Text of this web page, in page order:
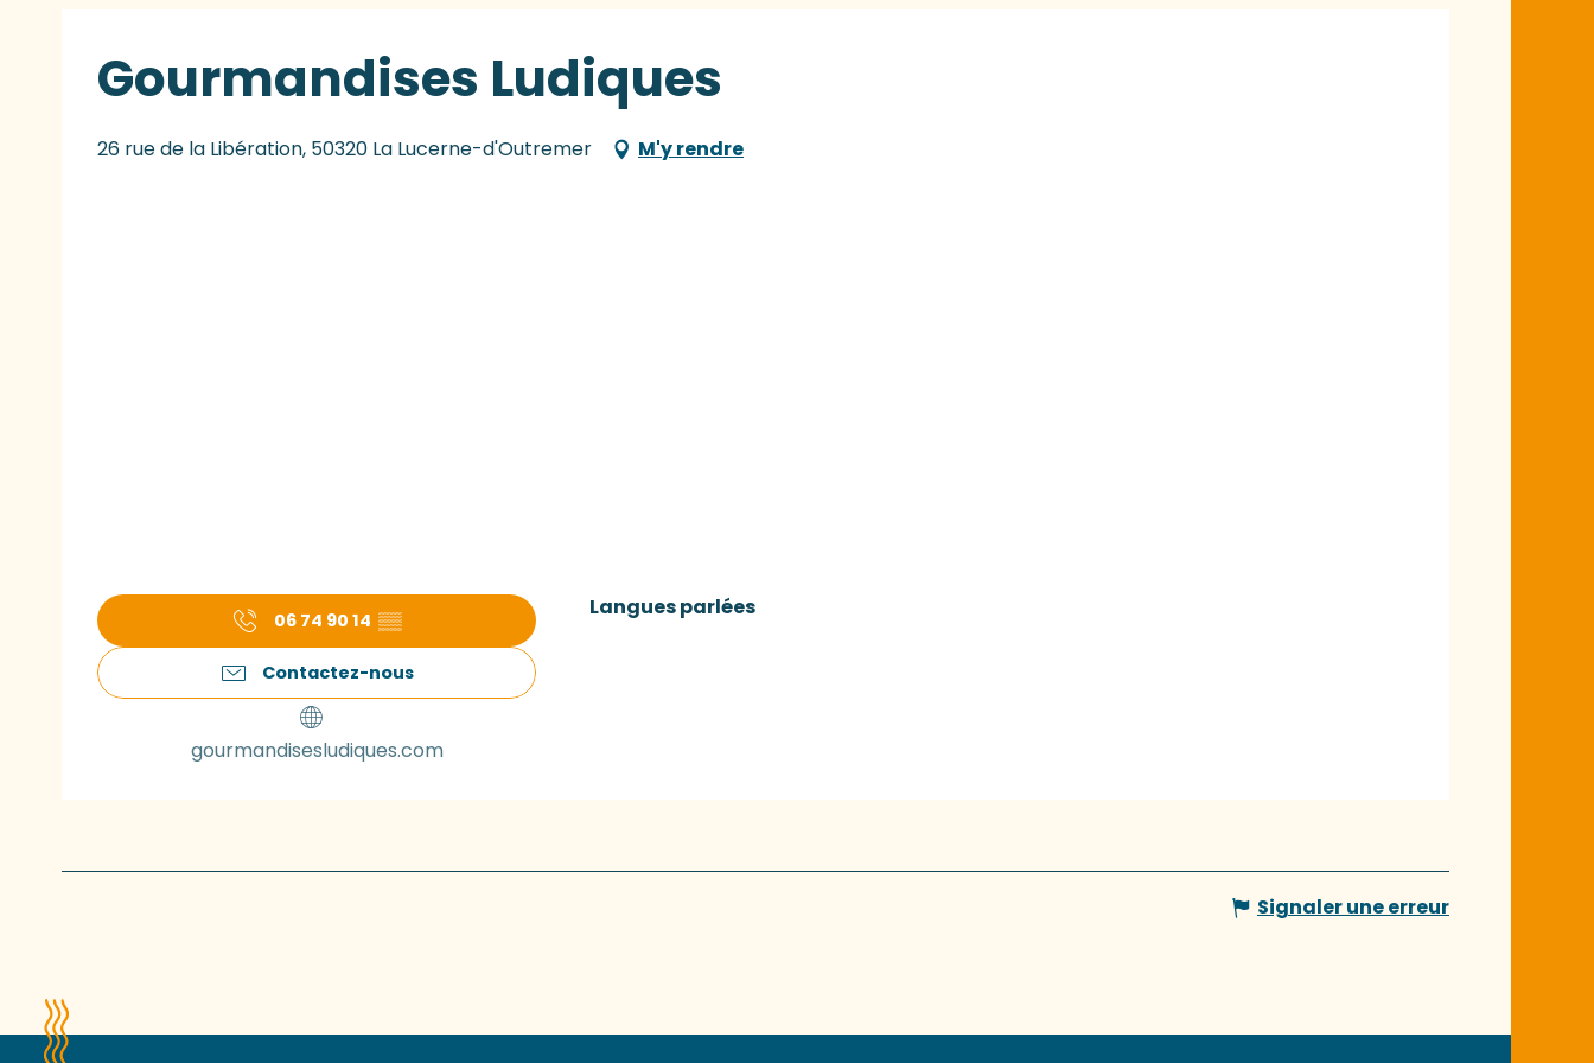
Gourmandises Ludiques
26 rue de la Libération, 50320 La Lucerne-d'Outremer M'y rendre
06 74 90 14 ▒▒
Contactez-nous
gourmandisesludiques.com
Langues parlées
Langues parlées
Signaler une erreur